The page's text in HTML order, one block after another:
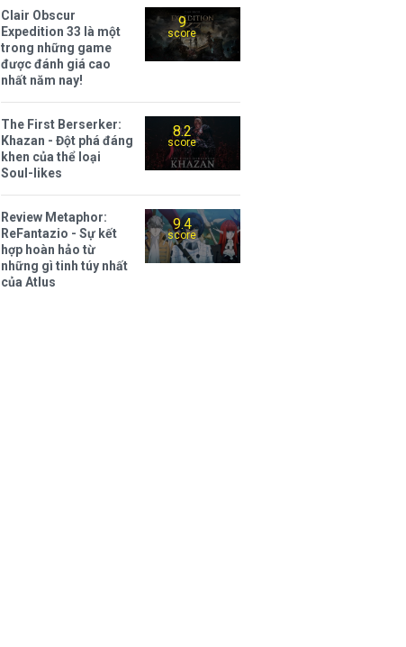
9
score
Clair Obscur
Expedition 33 là một
trong những game
được đánh giá cao
nhất năm nay!
8.2
score
The First Berserker:
Khazan - Đột phá đáng
khen của thể loại
Soul-likes
9.4
score
Review Metaphor:
ReFantazio - Sự kết
hợp hoàn hảo từ
những gì tinh túy nhất
của Atlus